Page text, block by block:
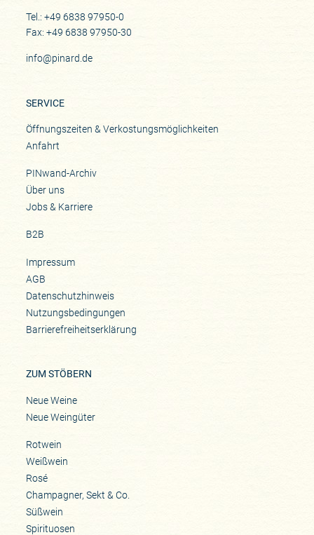
Tel.: +49 6838 97950-0
Fax: +49 6838 97950-30
info@pinard.de
SERVICE
Öffnungszeiten & Verkostungsmöglichkeiten
Anfahrt
PINwand-Archiv
Über uns
Jobs & Karriere
B2B
Impressum
AGB
Datenschutzhinweis
Nutzungsbedingungen
Barrierefreiheitserklärung
ZUM STÖBERN
Neue Weine
Neue Weingüter
Rotwein
Weißwein
Rosé
Champagner, Sekt & Co.
Süßwein
Spirituosen